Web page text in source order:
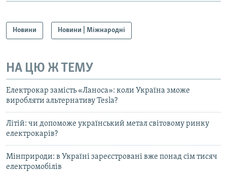
Новини Новини | Міжнародні
НА ЦЮ Ж ТЕМУ
Електрокар замість «Ланоса»: коли Україна зможе
виробляти альтернативу Tesla?
Літій: чи допоможе український метал світовому ринку
електрокарів?
Мінприроди: в Україні зареєстровані вже понад сім тисяч
електромобілів